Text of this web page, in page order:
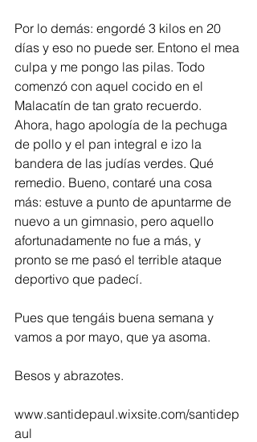
Por lo demás: engordé 3 kilos en 20
días y eso no puede ser. Entono el mea
culpa y me pongo las pilas. Todo
comenzó con aquel cocido en el
Malacatín de tan grato recuerdo.
Ahora, hago apología de la pechuga
de pollo y el pan integral e izo la
bandera de las judías verdes. Qué
remedio. Bueno, contaré una cosa
más: estuve a punto de apuntarme de
nuevo a un gimnasio, pero aquello
afortunadamente no fue a más, y
pronto se me pasó el terrible ataque
deportivo que padecí.
Pues que tengáis buena semana y
vamos a por mayo, que ya asoma.
Besos y abrazotes.
www.santidepaul.wixsite.com/santidep
aul